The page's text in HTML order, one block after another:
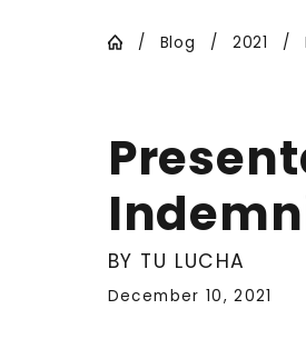
Blog 2021
BY TU LUCHA
December 10, 2021